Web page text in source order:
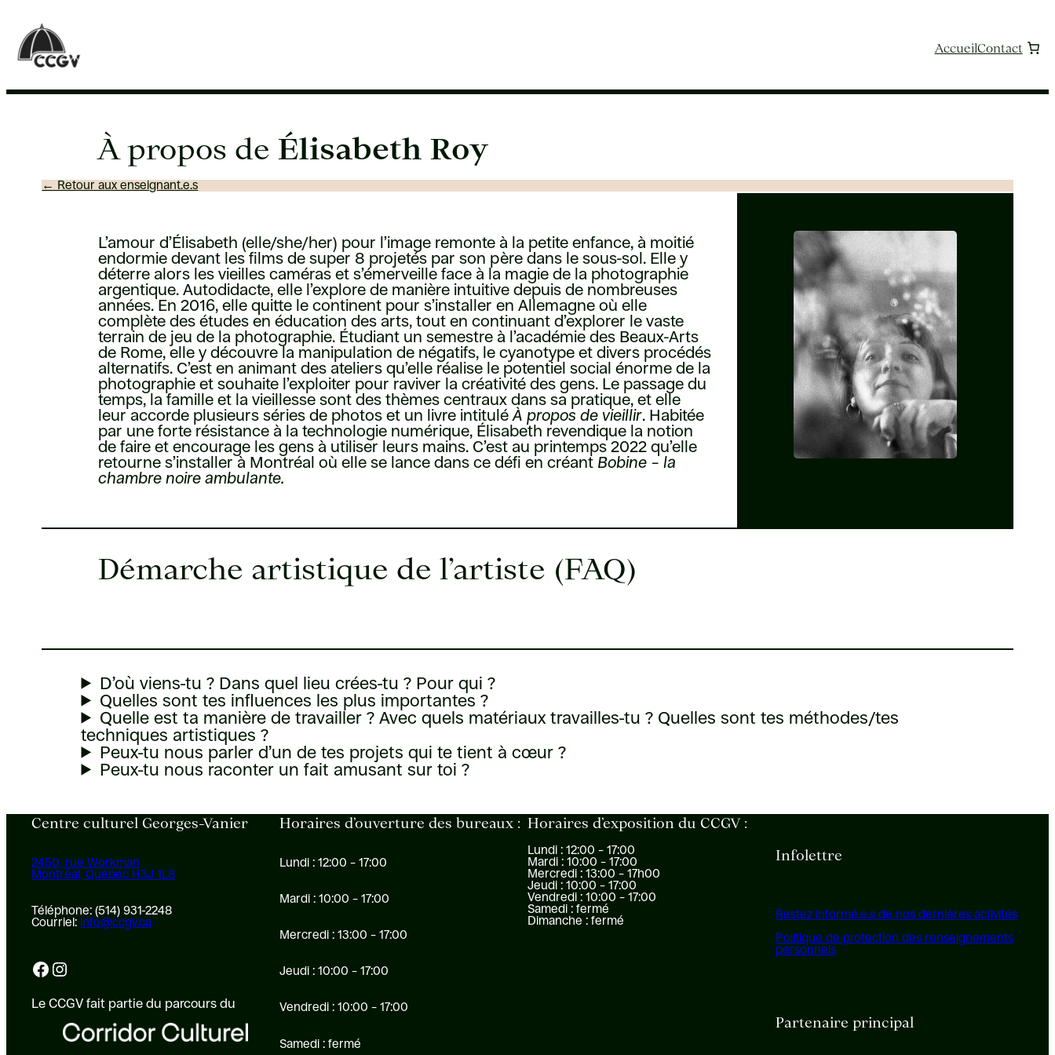
contenu
AccueilContact
À propos de Élisabeth Roy
← Retour aux enseignant.e.s
L’amour d’Élisabeth (elle/she/her) pour l’image remonte à la petite enfance, à moitié
endormie devant les films de super 8 projetés par son père dans le sous-sol. Elle y
déterre alors les vieilles caméras et s’émerveille face à la magie de la photographie
argentique. Autodidacte, elle l’explore de manière intuitive depuis de nombreuses
années. En 2016, elle quitte le continent pour s’installer en Allemagne où elle
complète des études en éducation des arts, tout en continuant d’explorer le vaste
terrain de jeu de la photographie. Étudiant un semestre à l’académie des Beaux-Arts
de Rome, elle y découvre la manipulation de négatifs, le cyanotype et divers procédés
alternatifs. C’est en animant des ateliers qu’elle réalise le potentiel social énorme de la
photographie et souhaite l’exploiter pour raviver la créativité des gens. Le passage du
temps, la famille et la vieillesse sont des thèmes centraux dans sa pratique, et elle
leur accorde plusieurs séries de photos et un livre intituléÀ propos de vieillir. Habitée
par une forte résistance à la technologie numérique, Élisabeth revendique la notion
de faire et encourage les gens à utiliser leurs mains. C’est au printemps 2022 qu’elle
retourne s’installer à Montréal où elle se lance dans ce défi en créant Bobine – la
chambre noire ambulante.
Démarche artistique de l’artiste (FAQ)
D’où viens-tu ? Dans quel lieu crées-tu ? Pour qui ?
Quelles sont tes influences les plus importantes ?
Quelle est ta manière de travailler ? Avec quels matériaux travailles-tu ? Quelles sont tes méthodes/tes
techniques artistiques ?
Peux-tu nous parler d’un de tes projets qui te tient à cœur ?
Peux-tu nous raconter un fait amusant sur toi ?
Centre culturel Georges-Vanier
2450, rue Workman
Montréal, Québec H3J 1L8
Téléphone: (514) 931-2248
Courriel: info@ccgv.ca
Facebook Instagram
Le CCGV fait partie du parcours du
Horaires d’ouverture des bureaux :
Lundi : 12:00 – 17:00
Mardi : 10:00 – 17:00
Mercredi : 13:00 – 17:00
Jeudi : 10:00 – 17:00
Vendredi : 10:00 – 17:00
Samedi : fermé
Horaires d’exposition du CCGV :
Lundi : 12:00 – 17:00
Mardi : 10:00 – 17:00
Mercredi : 13:00 – 17h00
Jeudi : 10:00 – 17:00
Vendredi : 10:00 – 17:00
Samedi : fermé
Dimanche : fermé
Infolettre
Restez informé.e.s de nos dernières activités
Politique de protection des renseignements
personnels
Partenaire principal